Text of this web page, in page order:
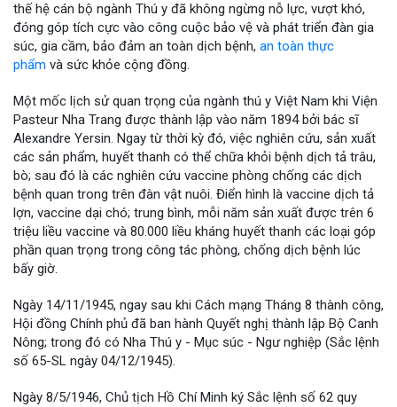
thế hệ cán bộ ngành Thú y đã không ngừng nỗ lực, vượt khó,
đóng góp tích cực vào công cuộc bảo vệ và phát triển đàn gia
súc, gia cầm, bảo đảm an toàn dịch bệnh, an toàn thực
phẩm và sức khỏe cộng đồng.
Một mốc lịch sử quan trọng của ngành thú y Việt Nam khi Viện
Pasteur Nha Trang được thành lập vào năm 1894 bởi bác sĩ
Alexandre Yersin. Ngay từ thời kỳ đó, việc nghiên cứu, sản xuất
các sản phẩm, huyết thanh có thể chữa khỏi bệnh dịch tả trâu,
bò; sau đó là các nghiên cứu vaccine phòng chống các dịch
bệnh quan trong trên đàn vật nuôi. Điển hình là vaccine dịch tả
lợn, vaccine dại chó; trung bình, mỗi năm sản xuất được trên 6
triệu liều vaccine và 80.000 liều kháng huyết thanh các loại góp
phần quan trọng trong công tác phòng, chống dịch bệnh lúc
bấy giờ.
Ngày 14/11/1945, ngay sau khi Cách mạng Tháng 8 thành công,
Hội đồng Chính phủ đã ban hành Quyết nghị thành lập Bộ Canh
Nông; trong đó có Nha Thú y - Mục súc - Ngư nghiệp (Sắc lệnh
số 65-SL ngày 04/12/1945).
Ngày 8/5/1946, Chủ tịch Hồ Chí Minh ký Sắc lệnh số 62 quy